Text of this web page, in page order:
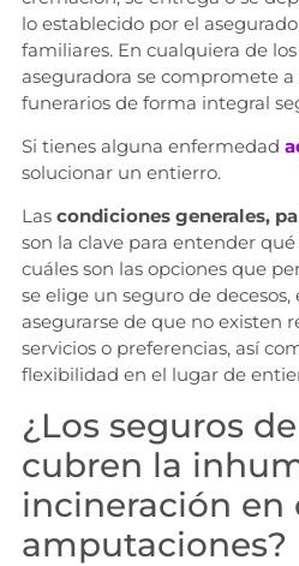
lo establecido por el
familiares. En cualquiera de los
aseguradora se compromete a
funerarios de forma integral
Si tienes alguna enfermedad
solucionar un entierro.
Las condiciones generales,
son la clave para entender
cuáles son las opciones que
se elige un seguro de
asegurarse de que no existen
servicios o preferencias, así
flexibilidad en el lugar de
¿Los seguros
cubren la
incineración en
amputaciones?